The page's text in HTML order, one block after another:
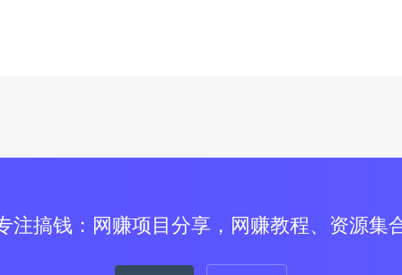
注搞钱：网赚项目分享，网赚教程、资源集